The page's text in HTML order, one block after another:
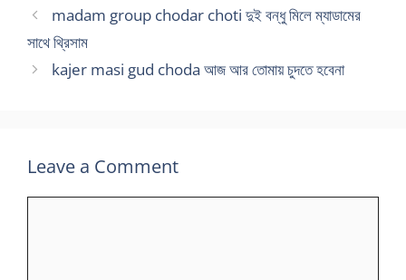
madam group chodar choti দুই বন্ধু মিলে ম্যাডামের
সাথে থ্রিসাম
kajer masi gud choda আজ আর তোমায় চুদতে হবেনা
Leave a Comment